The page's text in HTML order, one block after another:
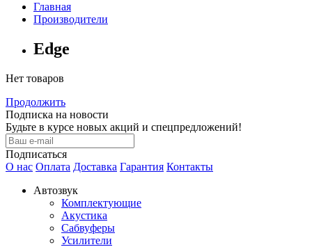
Главная
Производители
Edge
Нет товаров
Продолжить
Подписка на новости
Будьте в курсе новых акций и спецпредложений!
Подписаться
О нас Оплата Доставка Гарантия Контакты
Автозвук
Комплектующие
Акустика
Сабвуферы
Усилители